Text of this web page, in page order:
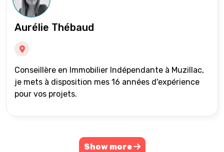
Aurélie Thébaud
Conseillère en Immobilier Indépendante à Muzillac,
je mets à disposition mes 16 années d'expérience
pour vos projets.
Show more